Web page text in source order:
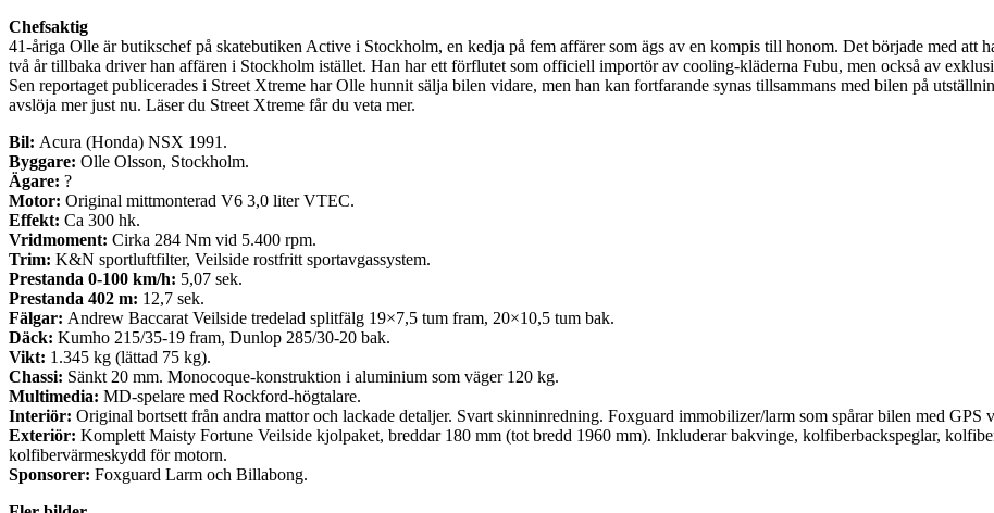
Chefsaktig
41-åriga Olle är butikschef på skatebutiken Active i Stockholm, en kedja på fem affärer som ägs av en kompis till honom. Det började med att
två år tillbaka driver han affären i Stockholm istället. Han har ett förflutet som officiell importör av cooling-kläderna Fubu, men också av
Sen reportaget publicerades i Street Xtreme har Olle hunnit sälja bilen vidare, men han kan fortfarande synas tillsammans med bilen på
avslöja mer just nu. Läser du Street Xtreme får du veta mer.
Bil: Acura (Honda) NSX 1991.
Byggare: Olle Olsson, Stockholm.
Ägare: ?
Motor: Original mittmonterad V6 3,0 liter VTEC.
Effekt: Ca 300 hk.
Vridmoment: Cirka 284 Nm vid 5.400 rpm.
Trim: K&N sportluftfilter, Veilside rostfritt sportavgassystem.
Prestanda 0-100 km/h: 5,07 sek.
Prestanda 402 m: 12,7 sek.
Fälgar: Andrew Baccarat Veilside tredelad splitfälg 19×7,5 tum fram, 20×10,5 tum bak.
Däck: Kumho 215/35-19 fram, Dunlop 285/30-20 bak.
Vikt: 1.345 kg (lättad 75 kg).
Chassi: Sänkt 20 mm. Monocoque-konstruktion i aluminium som väger 120 kg.
Multimedia: MD-spelare med Rockford-högtalare.
Interiör: Original bortsett från andra mattor och lackade detaljer. Svart skinninredning. Foxguard immobilizer/larm som spårar bilen med GPS
Exteriör: Komplett Maisty Fortune Veilside kjolpaket, breddar 180 mm (tot bredd 1960 mm). Inkluderar bakvinge, kolfiberbackspeglar,
kolfibervärmeskydd för motorn.
Sponsorer: Foxguard Larm och Billabong.